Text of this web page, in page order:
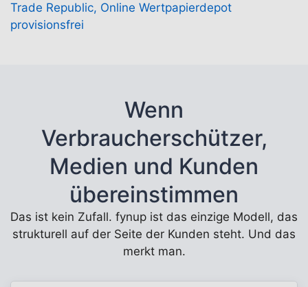
Trade Republic, Online Wertpapierdepot
provisionsfrei
Wenn
Verbraucherschützer,
Medien und Kunden
übereinstimmen
Das ist kein Zufall. fynup ist das einzige Modell, das
strukturell auf der Seite der Kunden steht. Und das
merkt man.